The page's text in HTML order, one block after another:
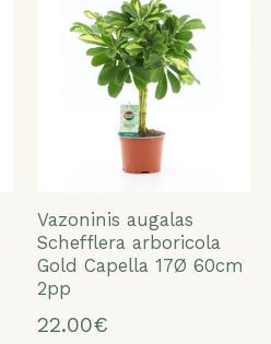
Vazoninis augalas
Schefflera arboricola
Gold Capella 17Ø 60cm
2pp
22.00€